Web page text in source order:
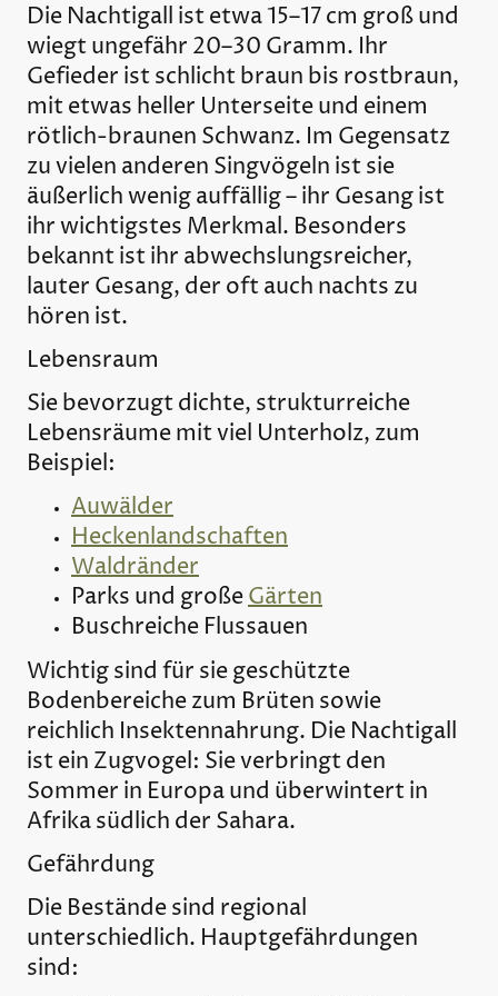
Die Nachtigall ist etwa 15–17 cm groß und
wiegt ungefähr 20–30 Gramm. Ihr
Gefieder ist schlicht braun bis rostbraun,
mit etwas heller Unterseite und einem
rötlich-braunen Schwanz. Im Gegensatz
zu vielen anderen Singvögeln ist sie
äußerlich wenig auffällig – ihr Gesang ist
ihr wichtigstes Merkmal. Besonders
bekannt ist ihr abwechslungsreicher,
lauter Gesang, der oft auch nachts zu
hören ist.
Lebensraum
Sie bevorzugt dichte, strukturreiche
Lebensräume mit viel Unterholz, zum
Beispiel:
Auwälder
Heckenlandschaften
Waldränder
Parks und großeGärten
Buschreiche Flussauen
Wichtig sind für sie geschützte
Bodenbereiche zum Brüten sowie
reichlich Insektennahrung. Die Nachtigall
ist ein Zugvogel: Sie verbringt den
Sommer in Europa und überwintert in
Afrika südlich der Sahara.
Gefährdung
Die Bestände sind regional
unterschiedlich. Hauptgefährdungen
sind: